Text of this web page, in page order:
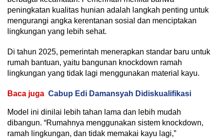
peningkatan kualitas hunian adalah langkah penting untuk
mengurangi angka kerentanan sosial dan menciptakan
lingkungan yang lebih sehat.
Di tahun 2025, pemerintah menerapkan standar baru untuk
rumah bantuan, yaitu bangunan knockdown ramah
lingkungan yang tidak lagi menggunakan material kayu.
Baca juga Cabup Edi Damansyah Didiskualifikasi
Model ini dinilai lebih tahan lama dan lebih mudah
dibangun. “Rumahnya menggunakan sistem knockdown,
ramah lingkungan, dan tidak memakai kayu lagi,”